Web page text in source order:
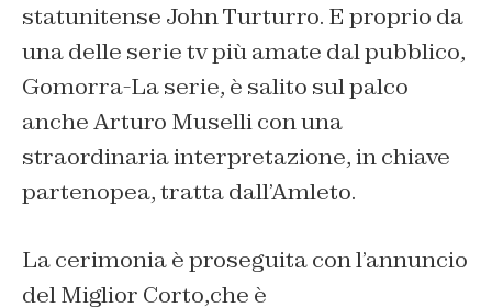
statunitense John Turturro. E proprio da
una delle serie tv più amate dal pubblico,
Gomorra-La serie, è salito sul palco
anche Arturo Muselli con una
straordinaria interpretazione, in chiave
partenopea, tratta dall’Amleto.
La cerimonia è proseguita con l’annuncio
del Miglior Corto,che è